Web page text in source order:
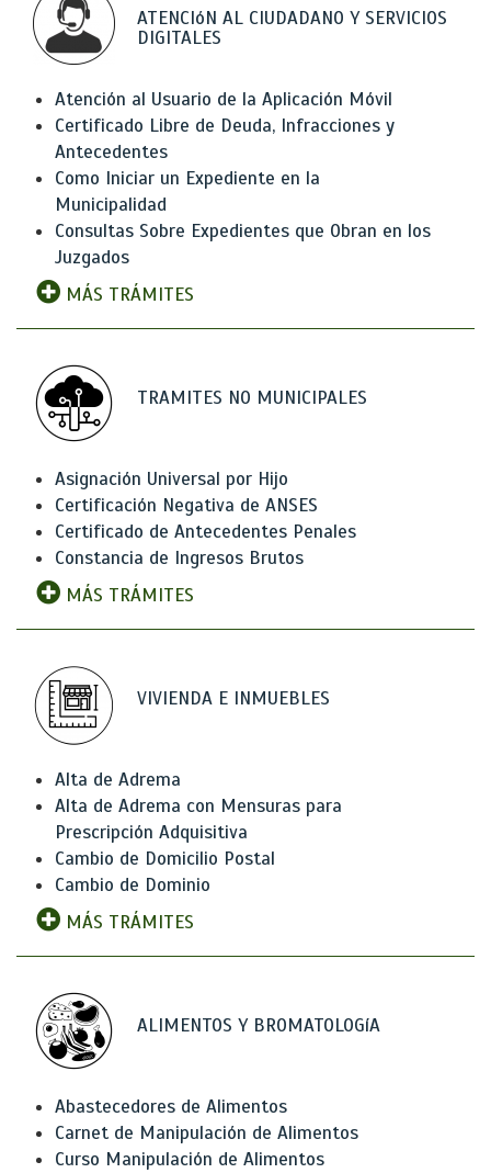
ATENCIóN AL CIUDADANO Y SERVICIOS
DIGITALES
Atención al Usuario de la Aplicación Móvil
Certificado Libre de Deuda, Infracciones y
Antecedentes
Como Iniciar un Expediente en la
Municipalidad
Consultas Sobre Expedientes que Obran en los
Juzgados
MÁS TRÁMITES
TRAMITES NO MUNICIPALES
Asignación Universal por Hijo
Certificación Negativa de ANSES
Certificado de Antecedentes Penales
Constancia de Ingresos Brutos
MÁS TRÁMITES
VIVIENDA E INMUEBLES
Alta de Adrema
Alta de Adrema con Mensuras para
Prescripción Adquisitiva
Cambio de Domicilio Postal
Cambio de Dominio
MÁS TRÁMITES
ALIMENTOS Y BROMATOLOGíA
Abastecedores de Alimentos
Carnet de Manipulación de Alimentos
Curso Manipulación de Alimentos